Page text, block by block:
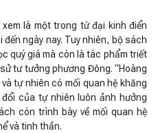
là một trong tứ đại kinh điển
ngày nay. Tuy nhiên, bộ sách
quý giá mà còn là tác phẩm triết
tư tưởng phương Đông. “Hoàng
tự nhiên có mối quan hệ khăng
của tự nhiên luôn ảnh hưởng
còn trình bày về mối quan hệ
và tinh thần.